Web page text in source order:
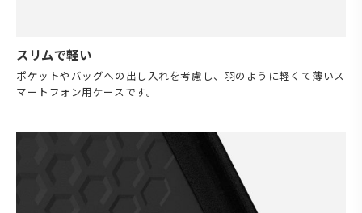
スリムで軽い
ポケットやバッグへの出し入れを考慮し、羽のように軽くて薄いス
マートフォン用ケースです。